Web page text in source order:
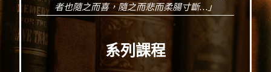
者也隨之而喜，隨之而悲而柔腸寸斷…」
系列課程